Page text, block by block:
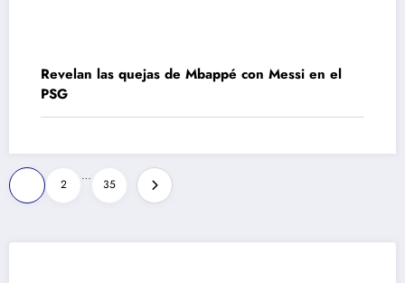
Revelan las quejas de Mbappé con Messi en el
PSG
Paginación
de
entradas
2
…
35